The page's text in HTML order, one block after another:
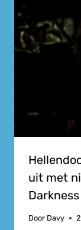
uit met
Door Davy